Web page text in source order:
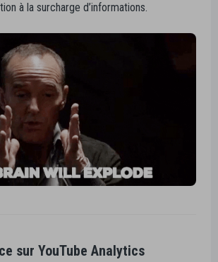
à la surcharge d’informations.
sur YouTube Analytics